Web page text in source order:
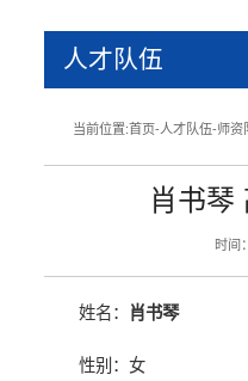
人才队伍
当前位置:首页-人才队伍-师资
肖书琴
时间
姓名： 肖书琴
性别：女